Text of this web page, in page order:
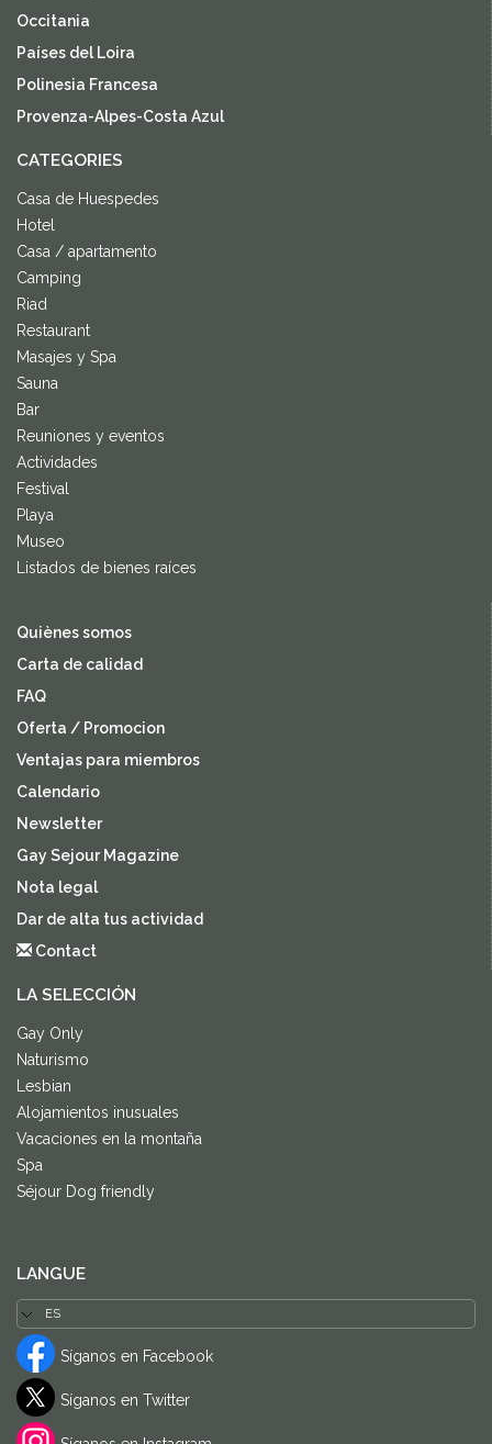
Occitania
Países del Loira
Polinesia Francesa
Provenza-Alpes-Costa Azul
CATEGORIES
Casa de Huespedes
Hotel
Casa / apartamento
Camping
Riad
Restaurant
Masajes y Spa
Sauna
Bar
Reuniones y eventos
Actividades
Festival
Playa
Museo
Listados de bienes raíces
Quiènes somos
Carta de calidad
FAQ
Oferta / Promocion
Ventajas para miembros
Calendario
Newsletter
Gay Sejour Magazine
Nota legal
Dar de alta tus actividad
Contact
LA SELECCIÓN
Gay Only
Naturismo
Lesbian
Alojamientos inusuales
Vacaciones en la montaña
Spa
Séjour Dog friendly
LANGUE
Síganos en Facebook
Síganos en Twitter